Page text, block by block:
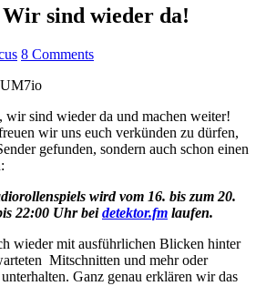
Wir sind wieder da!
8 Comments
wir sind wieder da und machen weiter!
wir uns euch verkünden zu dürfen,
gefunden, sondern auch schon einen
wird vom 16. bis zum 20.
22:00 Uhr beidetektor.fm laufen.
wieder mit ausführlichen Blicken hinter
Mitschnitten und mehr oder
Ganz genau erklären wir das